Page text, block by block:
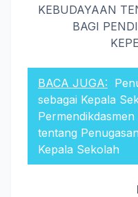
KEBUDAYAAN
BAGI
BACA JUGA:
sebagai Kepala
tentang
Kepala Sekolah